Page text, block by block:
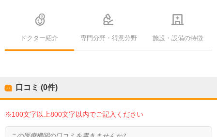
ドクター紹介 専門分野・得意分野 施設・設備の特徴
口コミ (0件)
※100文字以上800文字以内でご記入ください